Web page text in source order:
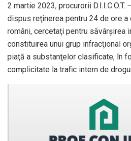
2 martie 2023, procurorii D.I.I.C.O.T.
dispus reţinerea pentru 24 de ore
români, cercetaţi pentru săvârşirea
constituirea unui grup infracţional
piaţă a substanţelor clasificate, în
complicitate la trafic intern de